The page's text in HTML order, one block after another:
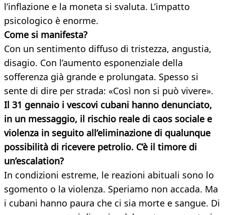
l’inflazione e la moneta si svaluta. L’impatto
psicologico è enorme.
Come si manifesta?
Con un sentimento diffuso di tristezza, angustia,
disagio. Con l’aumento esponenziale della
sofferenza già grande e prolungata. Spesso si
sente di dire per strada: «Così non si può vivere».
Il 31 gennaio i vescovi cubani hanno denunciato,
in un messaggio, il rischio reale di caos sociale e
violenza in seguito all’eliminazione di qualunque
possibilità di ricevere petrolio. C’è il timore di
un’escalation?
In condizioni estreme, le reazioni abituali sono lo
sgomento o la violenza. Speriamo non accada. Ma
i cubani hanno paura che ci sia morte e sangue. Di